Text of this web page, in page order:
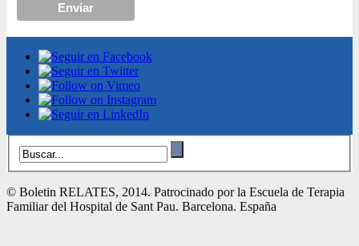
© Boletin RELATES, 2014. Patrocinado por la Escuela de Terapia
Familiar del Hospital de Sant Pau. Barcelona. España